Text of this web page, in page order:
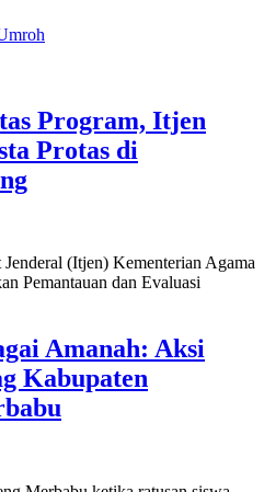
Program, Itjen
Protas di
(Itjen) Kementerian Agama
Pemantauan dan Evaluasi
Amanah: Aksi
Kabupaten